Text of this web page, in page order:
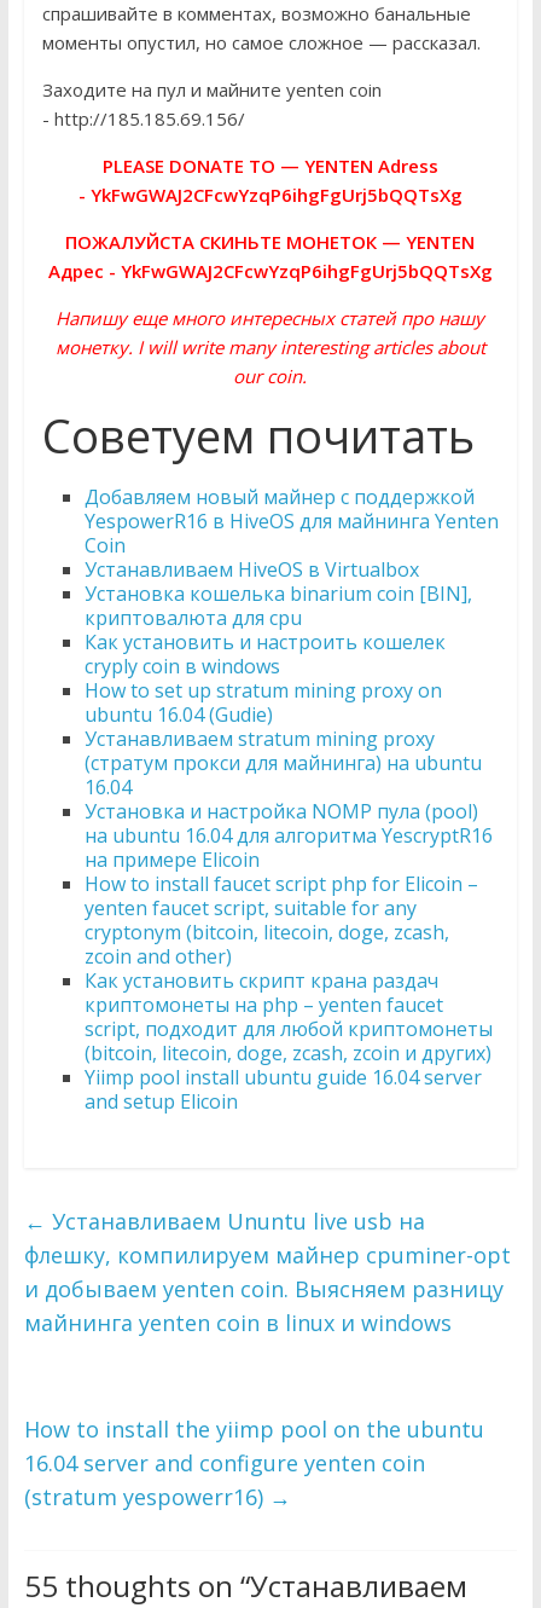
спрашивайте в комментах, возможно банальные
моменты опустил, но самое сложное — рассказал.
Заходите на пул и майните yenten coin
- http://185.185.69.156/
PLEASE DONATE TO — YENTEN Adress
- YkFwGWAJ2CFcwYzqP6ihgFgUrj5bQQTsXg
ПОЖАЛУЙСТА СКИНЬТЕ МОНЕТОК — YENTEN
Адрес - YkFwGWAJ2CFcwYzqP6ihgFgUrj5bQQTsXg
Напишу еще много интересных статей про нашу
монетку. I will write many interesting articles about
our coin.
Советуем почитать
Добавляем новый майнер с поддержкой
YespowerR16 в HiveOS для майнинга Yenten
Coin
Устанавливаем HiveOS в Virtualbox
Установка кошелька binarium coin [BIN],
криптовалюта для cpu
Как установить и настроить кошелек
cryply coin в windows
How to set up stratum mining proxy on
ubuntu 16.04 (Gudie)
Устанавливаем stratum mining proxy
(стратум прокси для майнинга) на ubuntu
16.04
Установка и настройка NOMP пула (pool)
на ubuntu 16.04 для алгоритма YescryptR16
на примере Elicoin
How to install faucet script php for Elicoin –
yenten faucet script, suitable for any
cryptonym (bitcoin, litecoin, doge, zcash,
zcoin and other)
Как установить скрипт крана раздач
криптомонеты на php – yenten faucet
script, подходит для любой криптомонеты
(bitcoin, litecoin, doge, zcash, zcoin и других)
Yiimp pool install ubuntu guide 16.04 server
and setup Elicoin
← Устанавливаем Ununtu live usb на
флешку, компилируем майнер cpuminer-opt
и добываем yenten coin. Выясняем разницу
майнинга yenten coin в linux и windows
How to install the yiimp pool on the ubuntu
16.04 server and configure yenten coin
(stratum yespowerr16) →
55 thoughts on “Устанавливаем